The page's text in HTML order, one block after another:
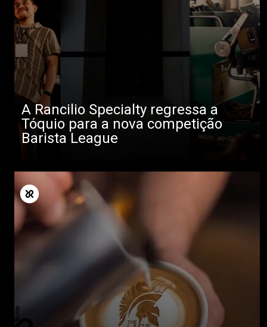
A Rancilio Specialty regressa a
Tóquio para a nova competição
Barista League